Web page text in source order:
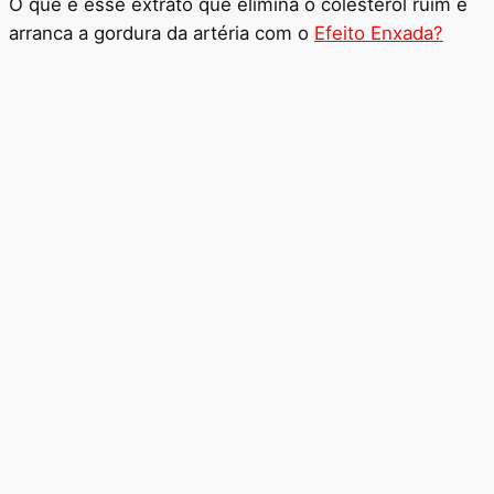
O que é esse extrato que elimina o colesterol ruim e
arranca a gordura da artéria com o Efeito Enxada?